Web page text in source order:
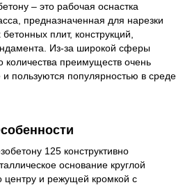
– это рабочая оснастка
предназначенная для нарезки
плит, конструкций,
Из-за широкой сферы
преимуществ очень
пользуются популярностью в среде
125 конструктивно
основание круглой
и режущей кромкой с